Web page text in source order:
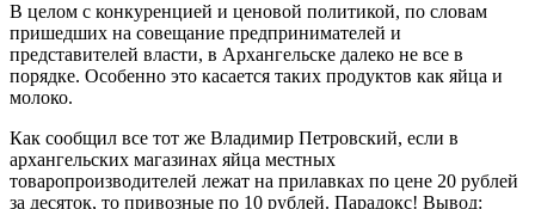
В целом с конкуренцией и ценовой политикой, по словам
пришедших на совещание предпринимателей и
представителей власти, в Архангельске далеко не все в
порядке. Особенно это касается таких продуктов как яйца и
молоко.
Как сообщил все тот же Владимир Петровский, если в
архангельских магазинах яйца местных
товаропроизводителей лежат на прилавках по цене 20 рублей
за десяток, то привозные по 10 рублей. Парадокс! Вывод: